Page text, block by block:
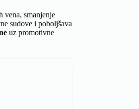
vena, smanjenje
sudove i poboljšava
uz promotivne